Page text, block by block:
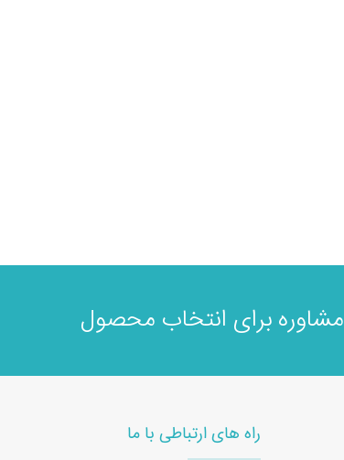
مشاوره برای انتخاب محصول
راه های ارتباطی با ما